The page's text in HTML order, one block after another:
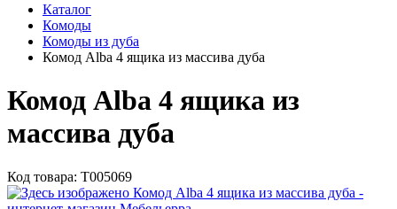
Каталог
Комоды
Комоды из дуба
Комод Alba 4 ящика из массива дуба
Комод Alba 4 ящика из
массива дуба
Код товара: Т005069